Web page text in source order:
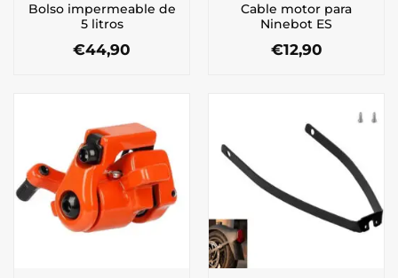
Bolso impermeable de
5 litros
€44,90
Cable motor para
Ninebot ES
€12,90